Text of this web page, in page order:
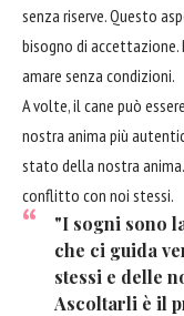
senza riserve. Questo
bisogno di
amare senza condizioni.
A volte, il cane può
nostra anima più
stato della nostra anima.
conflitto con noi stessi.
"I sogni sono
che ci guida
stessi e delle
Ascoltarli è il